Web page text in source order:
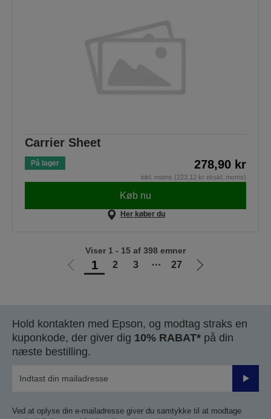
Carrier Sheet
På lager 278,90 kr
inkl. moms (223,12 kr ekskl. moms)
Køb nu
Her køber du
Gå
1 2 3 ⋯ 27
Gå
Viser 1 - 15 af 398 emner
Hold kontakten med Epson, og modtag straks en
kuponkode, der giver dig 10% RABAT* på din
næste bestilling.
Send
Ved at oplyse din e-mailadresse giver du samtykke til at modtage